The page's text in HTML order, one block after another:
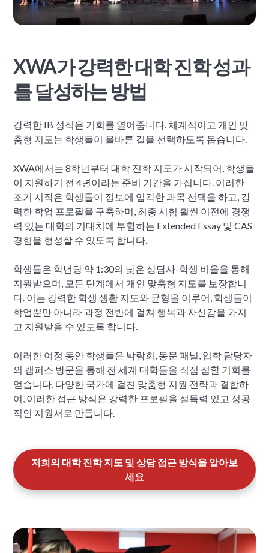
XWA가 강력한 대학 진학 성과
를 달성하는 방법
강력한 IB 성적은 기회를 열어줍니다. 체계적이고 개인 맞
춤형 지도는 학생들이 올바른 길을 선택하도록 돕습니다.
XWA에서는 8학년부터 대학 진학 지도가 시작되어, 학생들
이 지원하기 전 4년이라는 준비 기간을 가집니다. 이러한
조기 시작은 학생들이 정보에 입각한 과목 선택을 하고, 강
력한 학업 프로필을 구축하며, 최종 시험 훨씬 이전에 경쟁
력 있는 대학의 기대치에 부합하는 Extended Essay 및 CAS
경험을 형성할 수 있도록 합니다.
학생들은 학년당 약 1:30의 낮은 상담사-학생 비율을 통해
지원받으며, 모든 단계에서 개인 맞춤형 지도를 보장합니
다. 이는 강력한 학생 생활 지도와 균형을 이루어, 학생들이
학업뿐만 아니라 과정 전반에 걸쳐 행복과 자신감을 가지
고 지원받을 수 있도록 합니다.
이러한 여정 동안 학생들은 박람회, 동문 패널, 입학 담당자
의 캠퍼스 방문을 통해 전 세계 대학들을 직접 접할 기회를
얻습니다. 다양한 국가에 걸친 맞춤형 지원 전략과 결합하
여, 이러한 접근 방식은 강력한 프로필을 설득력 있고 성공
적인 지원서로 만듭니다.
저희의 대학 진학 지도 및 상담 접근 방식을 알아보
세요